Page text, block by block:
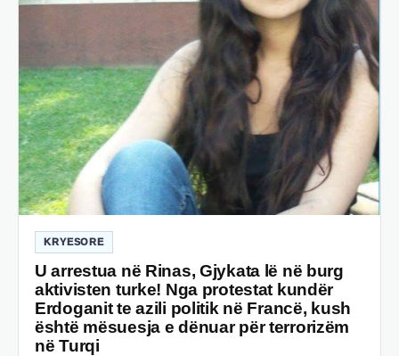
KRYESORE
U arrestua në Rinas, Gjykata lë në burg
aktivisten turke! Nga protestat kundër
Erdoganit te azili politik në Francë, kush
është mësuesja e dënuar për terrorizëm
në Turqi